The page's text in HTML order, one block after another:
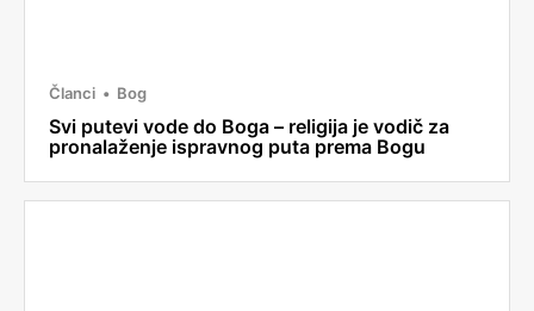
Članci Bog
Svi putevi vode do Boga – religija je vodič za
pronalaženje ispravnog puta prema Bogu